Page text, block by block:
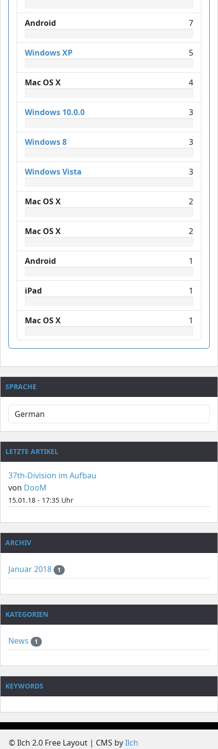
Android 7
Windows XP 5
Mac OS X 4
Windows 10.0.0 3
Windows 8 3
Windows Vista 3
Mac OS X 2
Mac OS X 2
Android 1
iPad 1
Mac OS X 1
SPRACHE
LETZTE ARTIKEL
37th-Division im Aufbau
von DooM
15.01.18 - 17:35 Uhr
ARCHIV
Januar 2018 1
KATEGORIEN
News 1
KEYWORDS
© Ilch 2.0 Free Layout | CMS byIlch